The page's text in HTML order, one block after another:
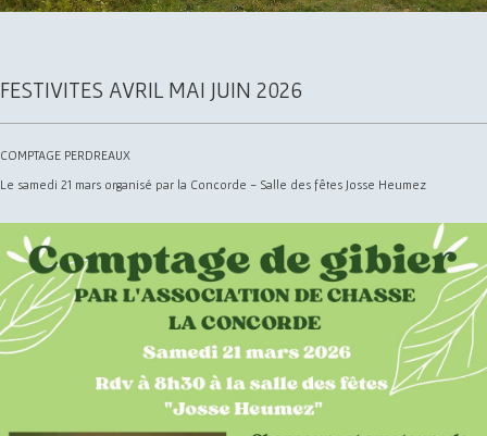
FESTIVITES AVRIL MAI JUIN 2026
COMPTAGE PERDREAUX
Le samedi 21 mars organisé par la Concorde - Salle des fêtes Josse Heumez